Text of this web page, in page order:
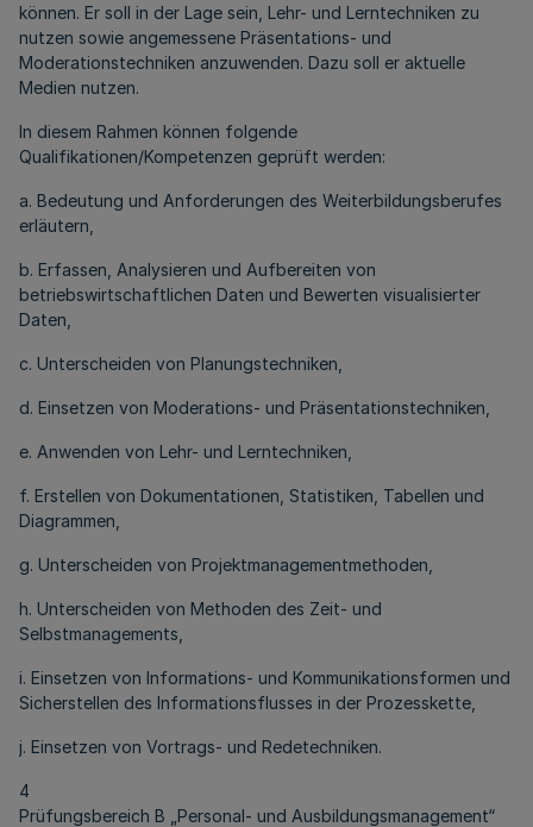
können. Er soll in der Lage sein, Lehr- und Lerntechniken zu
nutzen sowie angemessene Präsentations- und
Moderationstechniken anzuwenden. Dazu soll er aktuelle
Medien nutzen.
In diesem Rahmen können folgende
Qualifikationen/Kompetenzen geprüft werden:
a. Bedeutung und Anforderungen des Weiterbildungsberufes
erläutern,
b. Erfassen, Analysieren und Aufbereiten von
betriebswirtschaftlichen Daten und Bewerten visualisierter
Daten,
c. Unterscheiden von Planungstechniken,
d. Einsetzen von Moderations- und Präsentationstechniken,
e. Anwenden von Lehr- und Lerntechniken,
f. Erstellen von Dokumentationen, Statistiken, Tabellen und
Diagrammen,
g. Unterscheiden von Projektmanagementmethoden,
h. Unterscheiden von Methoden des Zeit- und
Selbstmanagements,
i. Einsetzen von Informations- und Kommunikationsformen und
Sicherstellen des Informationsflusses in der Prozesskette,
j. Einsetzen von Vortrags- und Redetechniken.
4
Prüfungsbereich B „Personal- und Ausbildungsmanagement“